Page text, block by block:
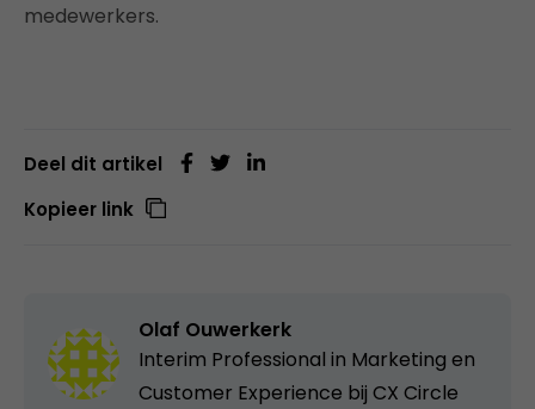
medewerkers.
Deel dit artikel
Kopieer link
Olaf Ouwerkerk
Interim Professional in Marketing en
Customer Experience bij CX Circle